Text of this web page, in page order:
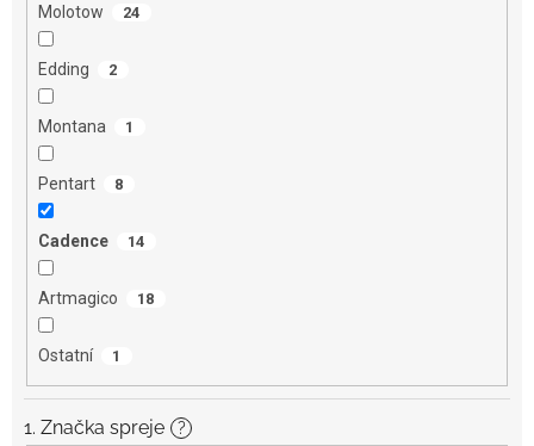
Molotow 24
Edding 2
Montana 1
Pentart 8
Cadence 14
Artmagico 18
Ostatní 1
1. Značka spreje ?